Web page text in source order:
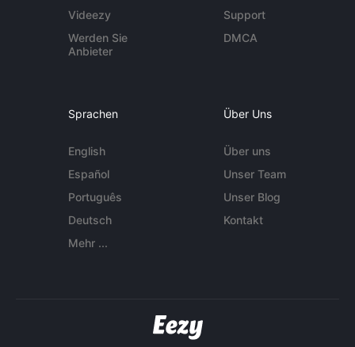
Videezy
Werden Sie
Anbieter
Support
DMCA
Sprachen
English
Español
Português
Deutsch
Mehr ...
Über Uns
Über uns
Unser Team
Unser Blog
Kontakt